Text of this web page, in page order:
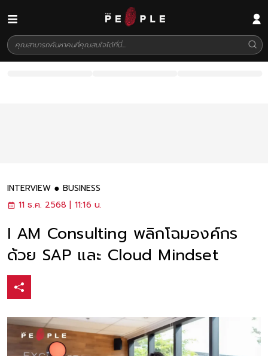
INTERVIEW
BUSINESS
11 ธ.ค. 2568 | 11:16 น.
I AM Consulting พลิกโฉมองค์กร
ด้วย SAP และ Cloud Mindset